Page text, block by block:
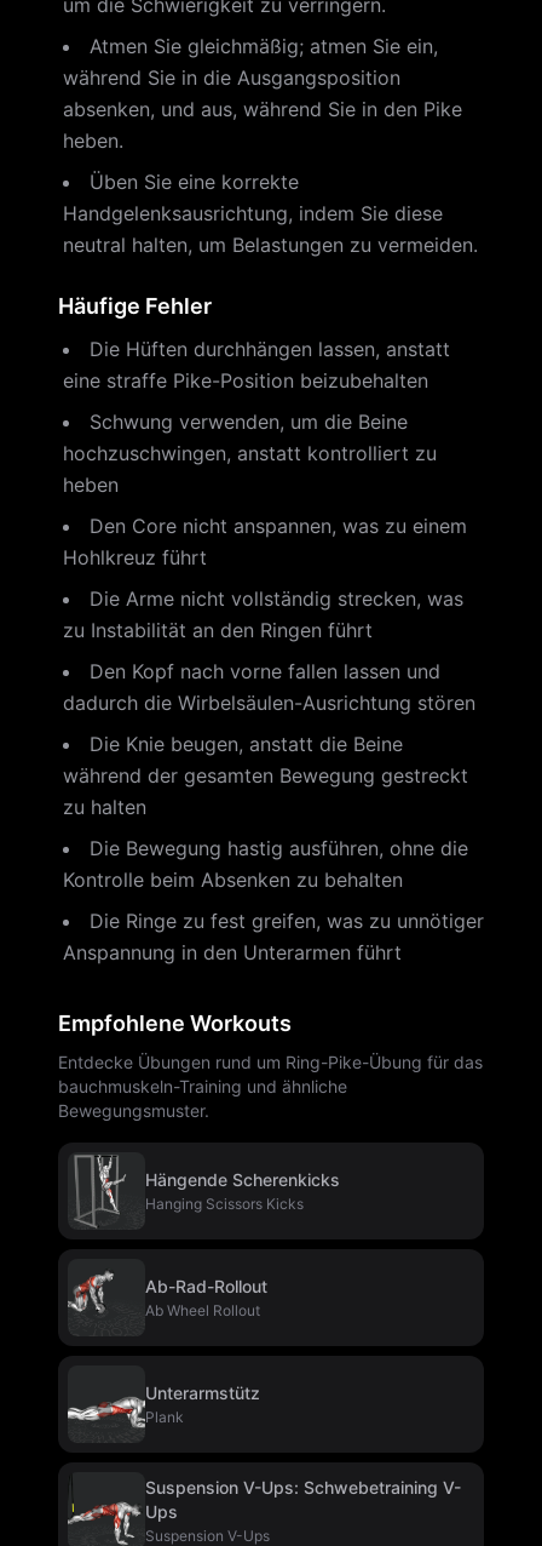
um die Schwierigkeit zu verringern.
Atmen Sie gleichmäßig; atmen Sie ein,
während Sie in die Ausgangsposition
absenken, und aus, während Sie in den Pike
heben.
Üben Sie eine korrekte
Handgelenksausrichtung, indem Sie diese
neutral halten, um Belastungen zu vermeiden.
Häufige Fehler
Die Hüften durchhängen lassen, anstatt
eine straffe Pike-Position beizubehalten
Schwung verwenden, um die Beine
hochzuschwingen, anstatt kontrolliert zu
heben
Den Core nicht anspannen, was zu einem
Hohlkreuz führt
Die Arme nicht vollständig strecken, was
zu Instabilität an den Ringen führt
Den Kopf nach vorne fallen lassen und
dadurch die Wirbelsäulen-Ausrichtung stören
Die Knie beugen, anstatt die Beine
während der gesamten Bewegung gestreckt
zu halten
Die Bewegung hastig ausführen, ohne die
Kontrolle beim Absenken zu behalten
Die Ringe zu fest greifen, was zu unnötiger
Anspannung in den Unterarmen führt
Empfohlene Workouts
Entdecke Übungen rund um Ring-Pike-Übung für das
bauchmuskeln-Training und ähnliche
Bewegungsmuster.
Hängende Scherenkicks
Hanging Scissors Kicks
Ab-Rad-Rollout
Ab Wheel Rollout
Unterarmstütz
Plank
Suspension V-Ups: Schwebetraining V-
Ups
Suspension V-Ups